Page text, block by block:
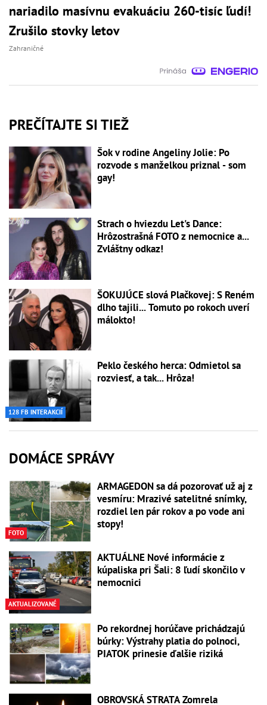
nariadilo masívnu evakuáciu 260-tisíc ľudí!
Zrušilo stovky letov
Zahraničné
PREČÍTAJTE SI TIEŽ
Šok v rodine Angeliny Jolie: Po
rozvode s manželkou priznal - som
gay!
Strach o hviezdu Let's Dance:
Hrôzostrašná FOTO z nemocnice a...
Zvláštny odkaz!
ŠOKUJÚCE slová Plačkovej: S Reném
dlho tajili... Tomuto po rokoch uverí
málokto!
128 FB INTERAKCIÍ
Peklo českého herca: Odmietol sa
rozviesť, a tak... Hrôza!
DOMÁCE SPRÁVY
FOTO
ARMAGEDON sa dá pozorovať už aj z
vesmíru: Mrazivé satelitné snímky,
rozdiel len pár rokov a po vode ani
stopy!
AKTUALIZOVANÉ
AKTUÁLNE Nové informácie z
kúpaliska pri Šali: 8 ľudí skončilo v
nemocnici
Po rekordnej horúčave prichádzajú
búrky: Výstrahy platia do polnoci,
PIATOK prinesie ďalšie riziká
OBROVSKÁ STRATA Zomrela